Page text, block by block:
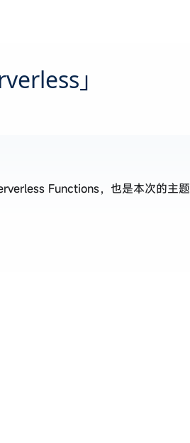
」
Functions，也是本次的主题